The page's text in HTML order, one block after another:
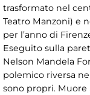
trasformato nel
Teatro Manzoni) e
per l’anno di
Eseguito sulla
Nelson Mandela
polemico riversa
sono propri. Muore